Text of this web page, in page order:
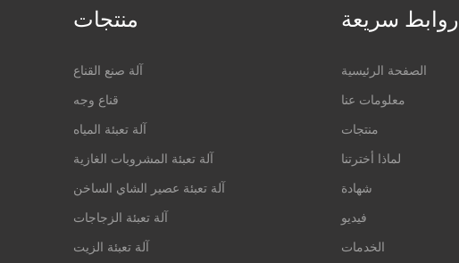
منتجات
آلة صنع القناع
قناع وجه
آلة تعبئة المياه
آلة تعبئة المشروبات الغازية
آلة تعبئة عصير الشاي الساخن
آلة تعبئة الزجاجات
آلة تعبئة الزيت
روابط سريعة
الصفحة الرئيسية
معلومات عنا
منتجات
لماذا أخترتنا
شهادة
فيديو
الخدمات